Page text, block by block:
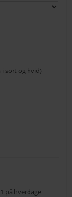
i sort og hvid)
på hverdage